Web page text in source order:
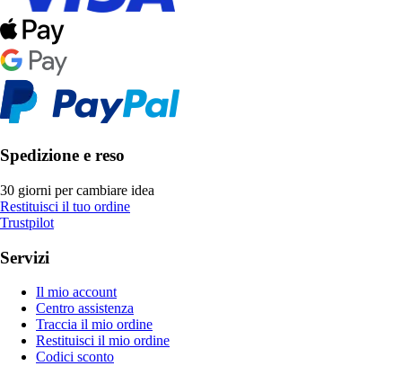
Spedizione e reso
30 giorni per cambiare idea
Restituisci il tuo ordine
Trustpilot
Servizi
Il mio account
Centro assistenza
Traccia il mio ordine
Restituisci il mio ordine
Codici sconto